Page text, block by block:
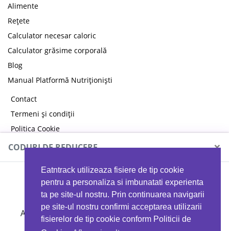
Eatntrack utilizeaza fisiere de tip cookie
pentru a personaliza si imbunatati experienta
ta pe site-ul nostru. Prin continuarea navigarii
pe site-ul nostru confirmi acceptarea utilizarii
fisierelor de tip cookie conform Politicii de
Alimente
Rețete
Calculator necesar caloric
Calculator grăsime corporală
Blog
Manual Platformă Nutriționiști
Contact
Termeni și condiții
Politica Cookie
Politica de confidențialitate
CODURI DE REDUCERE ×
MYPROTEIN
Ai 40%reducere la orice comandă folosind codul
EATTRACK